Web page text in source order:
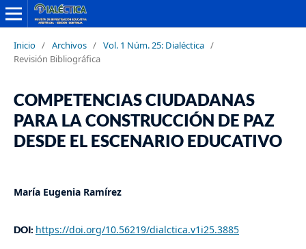
Inicio / Archivos / Vol. 1 Núm. 25: Dialéctica /
Revisión Bibliográfica
COMPETENCIAS CIUDADANAS
PARA LA CONSTRUCCIÓN DE PAZ
DESDE EL ESCENARIO EDUCATIVO
María Eugenia Ramírez
DOI: https://doi.org/10.56219/dialctica.v1i25.3885